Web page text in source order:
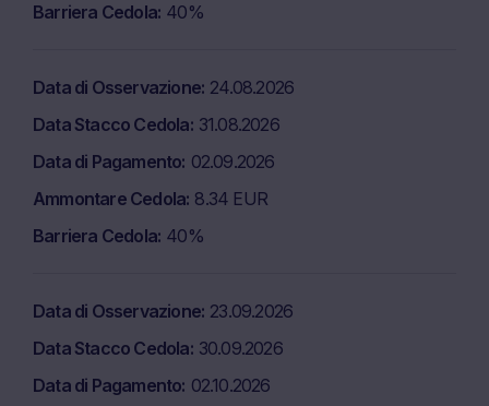
Barriera Cedola 40%
Data di Osservazione 24.08.2026
Data Stacco Cedola 31.08.2026
Data di Pagamento 02.09.2026
Ammontare Cedola 8.34 EUR
Barriera Cedola 40%
Data di Osservazione 23.09.2026
Data Stacco Cedola 30.09.2026
Data di Pagamento 02.10.2026